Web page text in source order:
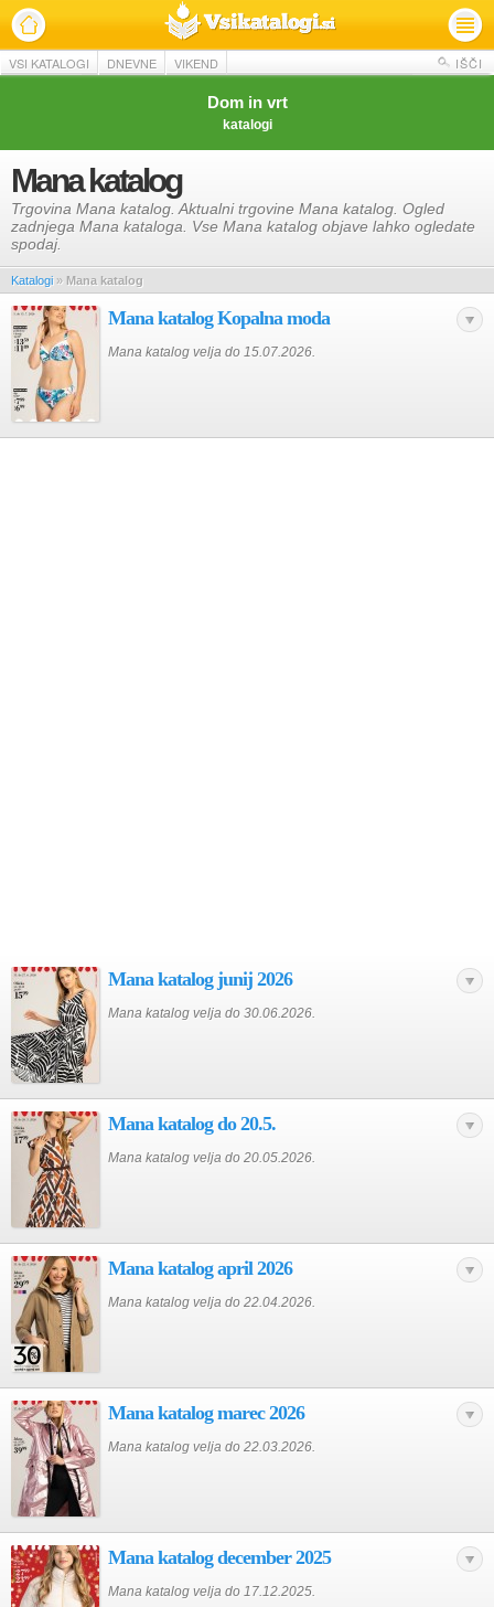
VSI KATALOGI DNEVNE VIKEND IŠČI
Dom in vrt
katalogi
Mana katalog
Trgovina Mana katalog. Aktualni trgovine Mana katalog. Ogled
zadnjega Mana kataloga. Vse Mana katalog objave lahko ogledate
spodaj.
Katalogi » Mana katalog
Mana katalog Kopalna moda
Mana katalog velja do 15.07.2026.
Mana katalog junij 2026
Mana katalog velja do 30.06.2026.
Mana katalog do 20.5.
Mana katalog velja do 20.05.2026.
Mana katalog april 2026
Mana katalog velja do 22.04.2026.
Mana katalog marec 2026
Mana katalog velja do 22.03.2026.
Mana katalog december 2025
Mana katalog velja do 17.12.2025.